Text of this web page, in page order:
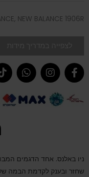
, NEW BALANCE 1906R
ניו באלנס. אחד הדגמים
שחזר ובענק לקדמת הבמה